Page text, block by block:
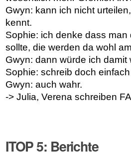
Gwyn: kann ich nicht
kennt.
Sophie: ich denke dass
sollte, die werden da wohl
Gwyn: dann würde ich
Sophie: schreib doch
Gwyn: auch wahr.
-> Julia, Verena schreiben
ITOP 5: Berichte